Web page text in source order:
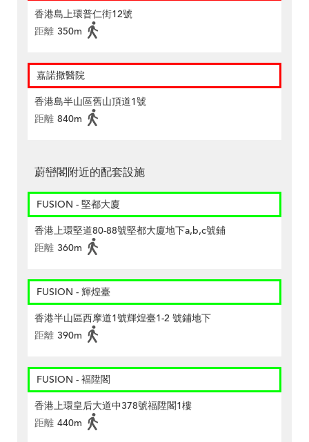
香港島上環普仁街12號
距離 350m
嘉諾撒醫院
香港島半山區舊山頂道1號
距離 840m
蔚巒閣附近的配套設施
FUSION - 堅都大廈
香港上環堅道80-88號堅都大廈地下a,b,c號鋪
距離 360m
FUSION - 輝煌臺
香港半山區西摩道1號輝煌臺1-2 號鋪地下
距離 390m
FUSION - 褔陞閣
香港上環皇后大道中378號福陞閣1樓
距離 440m